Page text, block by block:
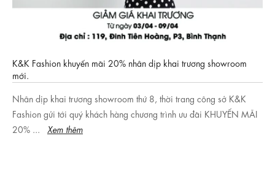
K&K Fashion khuyến mãi 20% nhân dịp khai trương showroom
mới.
Nhân dịp khai trương showroom thứ 8, thời trang công sở K&K
Fashion gửi tới quý khách hàng chương trình ưu đãi KHUYẾN MÃI
20% ...
Xem thêm